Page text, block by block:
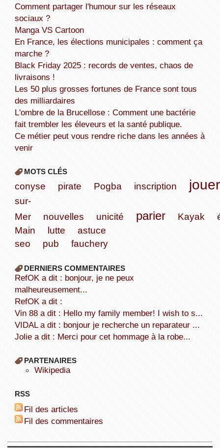
Comment partager l'humour sur les réseaux
sociaux ?
Manga VS Cartoon
En France, les élections municipales : comment ça
marche ?
Black Friday 2025 : records de ventes, chaos de
livraisons !
Les 50 plus grosses fortunes de France sont tous
des milliardaires
L'ombre de la Brucellose : Comment une bactérie
fait trembler les éleveurs et la santé publique.
Ce métier peut vous rendre riche dans les années à
venir
MOTS CLÉS
conyse pirate Pogba inscription jouer
sur-
Mer
nouvelles unicité parier Kayak
Main
lutte
astuce
seo
pub fauchery
DERNIERS COMMENTAIRES
refOK a dit : bonjour, je ne peux
malheureusement...
refOK a dit :
Vin 88 a dit : Hello my family member! I wish to s...
VIDAL a dit : bonjour je recherche un reparateur ...
Jolie a dit : Merci pour cet hommage à la robe...
PARTENAIRES
wikipedia
RSS
Fil des articles
Fil des commentaires